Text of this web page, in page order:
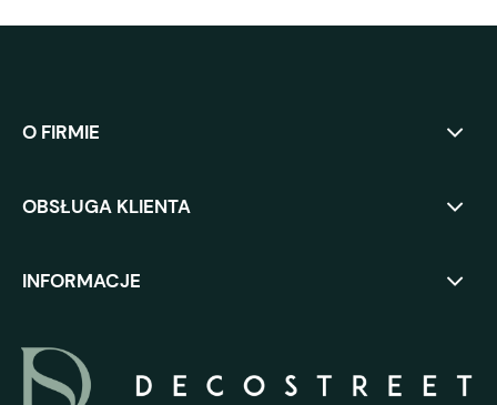
O FIRMIE
OBSŁUGA KLIENTA
INFORMACJE